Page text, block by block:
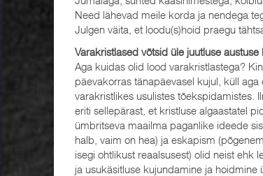
Need lähevad meile korda ja nendega
Julgen väita, et loodu(s)hoid praegu
Varakristlased võtsid üle juutluse
Aga kuidas olid lood varakristlastega?
päevakorras tänapäevasel kujul, küll
varakristlikes usulistes tõekspidamistes.
eriti sellepärast, et kristluse algaastatel
ümbritseva maailma paganlike ideede
halb, vaim on hea) ja eskapism
isegi ohtlikust reaalsusest) olid neist ehk
ja usukäsitluse kujundamine ja hoidmine